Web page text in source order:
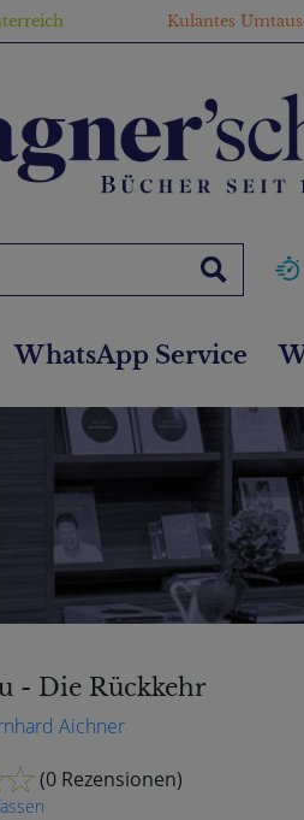
Kulantes
WhatsApp Service
- Die Rückkehr
Aichner
(0 Rezensionen)